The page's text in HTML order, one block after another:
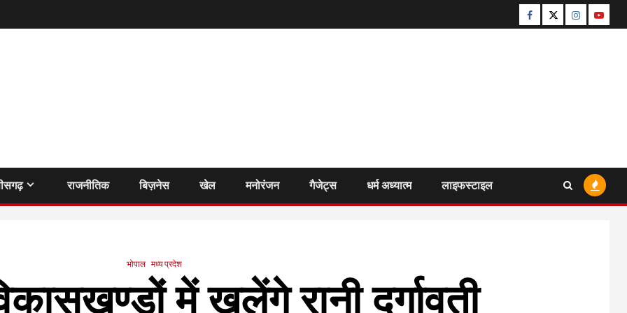
Facebook
TwitterInstagram
राजनीतिक बिज़नेस खेल मनोरंजन गैजेट्स धर्म अध्यात्म लाइफस्टाइल
भोपाल मध्य प्रदेश
में खुलेंगे रानी दुर्गावती